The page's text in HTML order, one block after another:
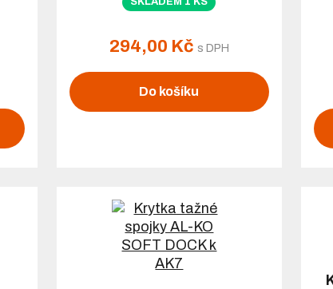
294,00 Kč s DPH
Do košíku